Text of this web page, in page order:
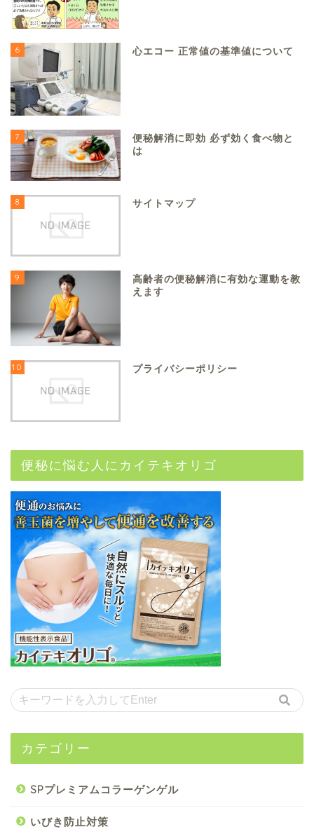
6 心エコー 正常値の基準値について
7
便秘解消に即効 必ず効く食べ物と
は
8 サイトマップ
9
高齢者の便秘解消に有効な運動を教
えます
10 プライバシーポリシー
便秘に悩む人にカイテキオリゴ
カテゴリー
SPプレミアムコラーゲンゲル
いびき防止対策